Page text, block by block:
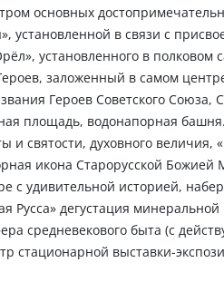
основных
установленной в связи с
установленного в
заложенный в самом
Героев Советского
площадь, водонапорная
и святости, духовного величия,
икона Старорусской
удивительной историей,
Русса» дегустация
средневекового быта (с
выставки-